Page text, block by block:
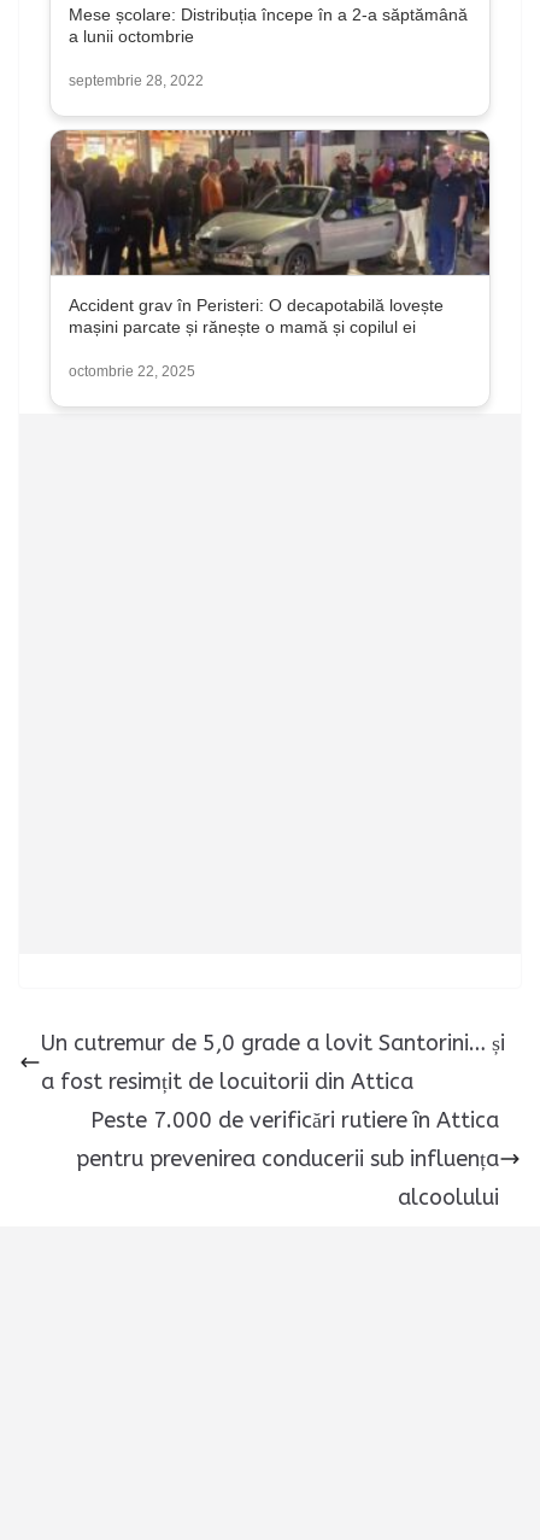
Mese școlare: Distribuția începe în a 2-a săptămână
a lunii octombrie
septembrie 28, 2022
Accident grav în Peristeri: O decapotabilă lovește
mașini parcate și rănește o mamă și copilul ei
octombrie 22, 2025
Un cutremur de 5,0 grade a lovit Santorini… și
a fost resimțit de locuitorii din Attica
Peste 7.000 de verificări rutiere în Attica
pentru prevenirea conducerii sub influența
alcoolului